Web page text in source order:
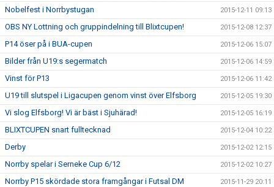
Nobelfest i Norrbystugan 2015-12-11 09:13
OBS NY Lottning och gruppindelning till Blixtcupen! 2015-12-08 12:37
P14 öser på i BUA-cupen 2015-12-06 15:07
Bilder från U19:s segermatch 2015-12-06 14:59
Vinst för P13 2015-12-06 11:42
U19 till slutspel i Ligacupen genom vinst över Elfsborg 2015-12-05 19:30
Vi slog Elfsborg! Vi är bäst i Sjuhärad! 2015-12-05 16:19
BLIXTCUPEN snart fulltecknad 2015-12-04 10:22
Derby 2015-12-02 12:15
Norrby spelar i Serneke Cup 6/12 2015-12-02 10:27
Norrby P15 skördade stora framgångar i Futsal DM 2015-11-29 20:11